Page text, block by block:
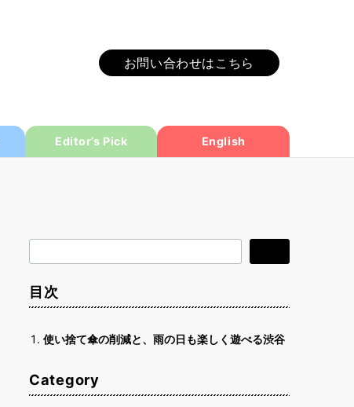
お問い合わせはこちら
Editor’s Pick English
索
目次
使い捨て傘の削減と、雨の日も楽しく遊べる渋谷
Category